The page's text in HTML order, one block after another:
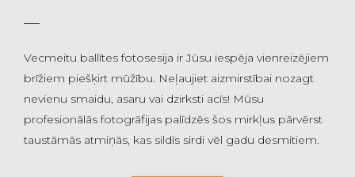
Vecmeitu ballītes fotosesija ir Jūsu iespēja vienreizējiem
brīžiem piešķirt mūžību. Neļaujiet aizmirstībai nozagt
nevienu smaidu, asaru vai dzirksti acīs! Mūsu
profesionālās fotogrāfijas palīdzēs šos mirkļus pārvērst
taustāmās atmiņās, kas sildīs sirdi vēl gadu desmitiem.